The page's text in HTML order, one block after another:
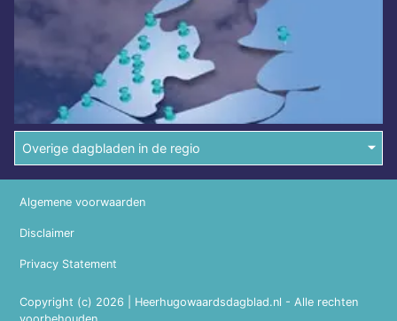
Overige dagbladen in de regio
Copyright (c) 2026 | Heerhugowaardsdagblad.nl - Alle rechten
Algemene voorwaarden
Disclaimer
Privacy Statement